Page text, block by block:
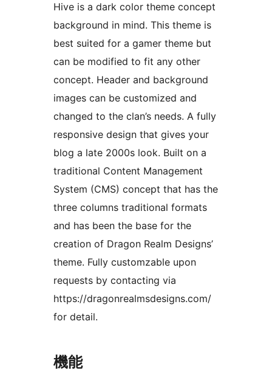
Hive is a dark color theme concept
background in mind. This theme is
best suited for a gamer theme but
can be modified to fit any other
concept. Header and background
images can be customized and
changed to the clan’s needs. A fully
responsive design that gives your
blog a late 2000s look. Built on a
traditional Content Management
System (CMS) concept that has the
three columns traditional formats
and has been the base for the
creation of Dragon Realm Designs’
theme. Fully customzable upon
requests by contacting via
https://dragonrealmsdesigns.com/
for detail.
機能